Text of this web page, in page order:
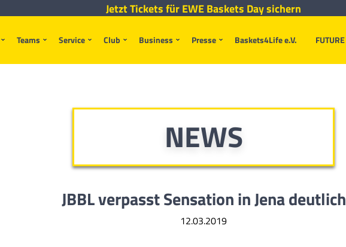
Teams Service Club Business Presse Baskets4Life e.V. FUTURE
Jetzt Tickets für EWE Baskets Day sichern
NEWS
JBBL verpasst Sensation in Jena deutlich
12.03.2019